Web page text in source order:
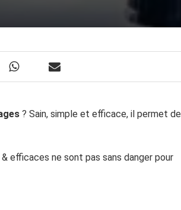
? Sain, simple et efficace, il permet de
efficaces ne sont pas sans danger pour